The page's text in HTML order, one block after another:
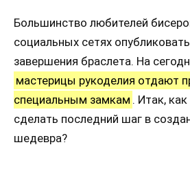
Большинство любителей
социальных сетях
завершения браслета. На
мастерицы рукоделия отдают
специальным замкам . Итак,
сделать последний шаг в
шедевра?